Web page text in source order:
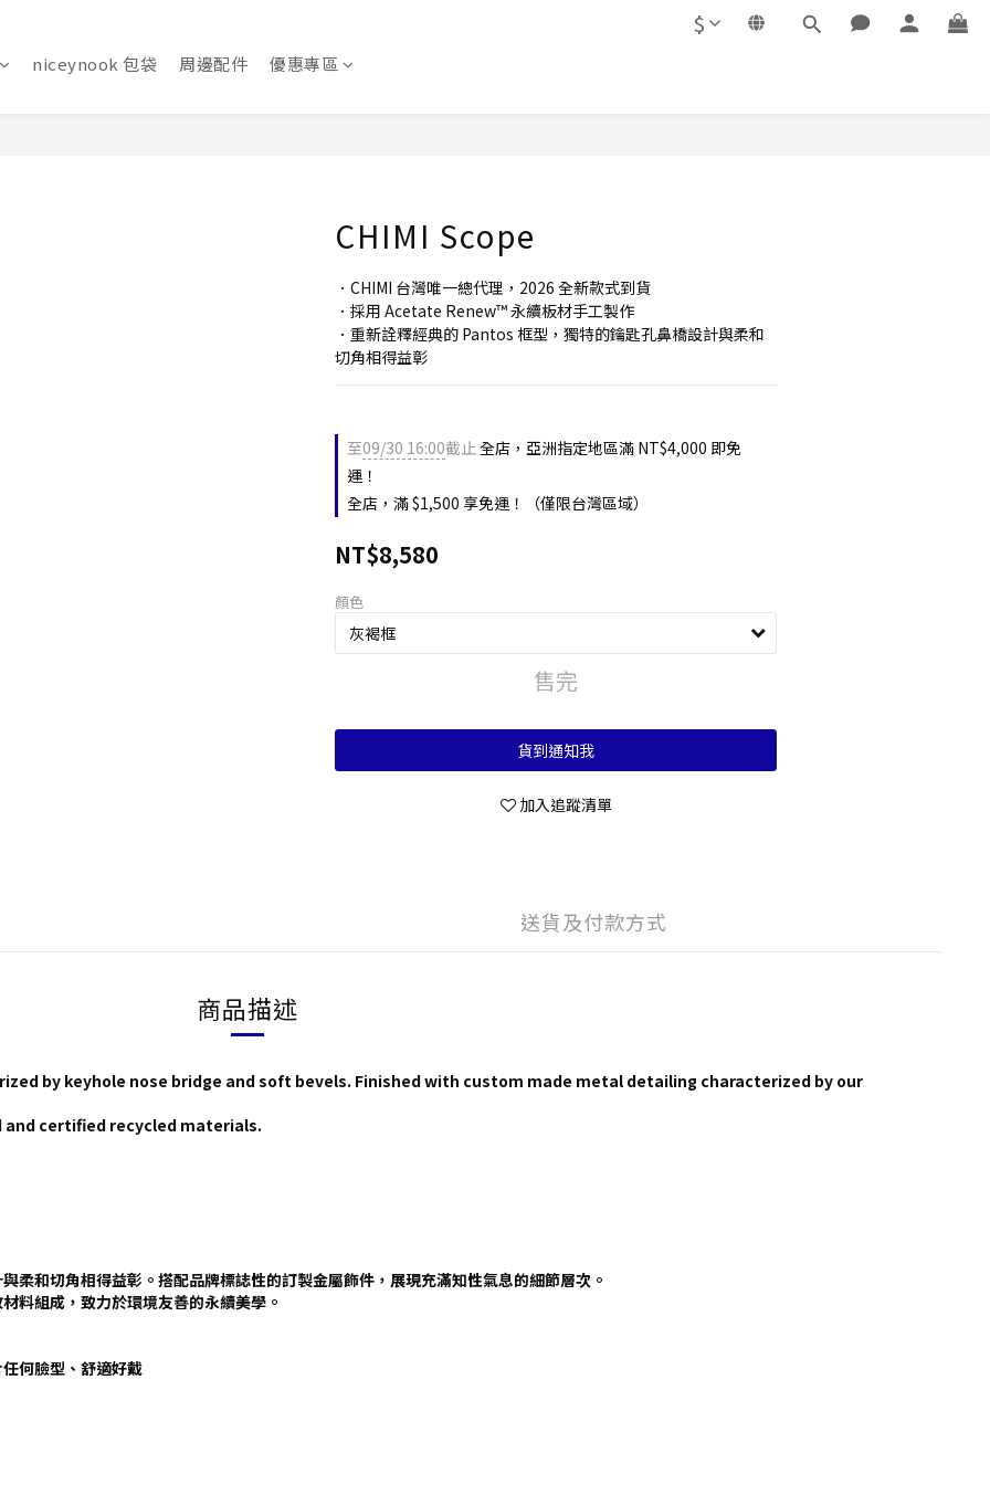
$
niceynook 包袋 周邊配件 優惠專區
CHIMI Scope
．CHIMI 台灣唯一總代理，2026 全新款式到貨
．採用 Acetate Renew™ 永續板材手工製作
．重新詮釋經典的 Pantos 框型，獨特的鑰匙孔鼻橋設計與柔和
切角相得益彰
至09/30 16:00截止全店，亞洲指定地區滿 NT$4,000 即免
運！
全店，滿 $1,500 享免運！（僅限台灣區域）
NT$8,580
顏色
售完
貨到通知我
加入追蹤清單
送貨及付款方式
商品描述
by keyhole nose bridge and soft bevels. Finished with custom made metal detailing characterized by our
certified recycled materials.
和切角相得益彰。搭配品牌標誌性的訂製金屬飾件，展現充滿知性氣息的細節層次。
組成，致力於環境友善的永續美學。
何臉型、舒適好戴